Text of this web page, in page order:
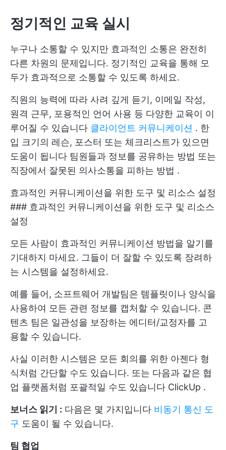
정기적인 교육 실시
누구나 소통할 수 있지만 효과적인 소통은 완전히
다른 차원의 문제입니다. 정기적인 교육을 통해 모
두가 효과적으로 소통할 수 있도록 하세요.
직원의 능력에 따라 사려 깊게 듣기, 이메일 작성,
원격 근무, 포용적인 언어 사용 등 다양한 교육이 이
루어질 수 있습니다 클라이언트 커뮤니케이션 . 한
입 크기의 레슨, 포스터 또는 체크리스트가 있으면
도움이 됩니다 팀원들과 정보를 공유하는 방법 또는
직장에서 잘못된 의사소통을 피하는 방법 .
효과적인 커뮤니케이션을 위한 도구 및 리소스 설정
### 효과적인 커뮤니케이션을 위한 도구 및 리소스
설정
모든 사람이 효과적인 커뮤니케이션 방법을 알기를
기대하지 마세요. 그들이 더 잘할 수 있도록 장려하
는 시스템을 설정하세요.
예를 들어, 소프트웨어 개발팀은 템플릿이나 양식을
사용하여 모든 관련 정보를 캡처할 수 있습니다. 콘
텐츠 팀은 일관성을 보장하는 에디터/교정자를 고
용할 수 있습니다.
사실 이러한 시스템은 모든 회의를 위한 아젠다 형
식처럼 간단할 수도 있습니다. 또는 다음과 같은 협
업 플랫폼처럼 포괄적일 수도 있습니다 ClickUp .
보너스 읽기 : 다음은 몇 가지입니다 비동기 통신 도
구 도움이 될 수 있습니다.
팀 협업